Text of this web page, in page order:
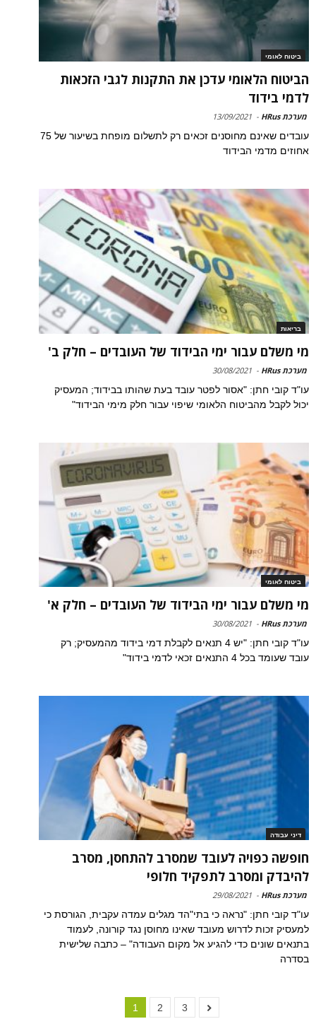
ביטוח לאומי
הביטוח הלאומי עדכן את התקנות לגבי הזכאות
לדמי בידוד
מערכת HRus -
13/09/2021
עובדים שאינם מחוסנים זכאים רק לתשלום מופחת בשיעור של 75
אחוזים מדמי הבידוד
בריאות
מי משלם עבור ימי הבידוד של העובדים – חלק ב'
מערכת HRus -
30/08/2021
עו"ד קובי חתן: "אסור לפטר עובד בעת שהותו בבידוד; המעסיק
יכול לקבל מהביטוח הלאומי שיפוי עבור חלק מימי הבידוד"
ביטוח לאומי
מי משלם עבור ימי הבידוד של העובדים – חלק א'
מערכת HRus -
30/08/2021
עו"ד קובי חתן: "יש 4 תנאים לקבלת דמי בידוד מהמעסיק; רק
עובד שעומד בכל 4 התנאים זכאי לדמי בידוד"
דיני עבודה
חופשה כפויה לעובד שמסרב להתחסן, מסרב
להיבדק ומסרב לתפקיד חלופי
מערכת HRus -
29/08/2021
עו"ד קובי חתן: "נראה כי בתי"הד מגלים עמדה עקבית, הגורסת כי
למעסיק זכות לדרוש מעובד שאינו מחוסן נגד קורונה, לעמוד
בתנאים שונים כדי להגיע אל מקום העבודה" – כתבה שלישית
בסדרה
1 2 3